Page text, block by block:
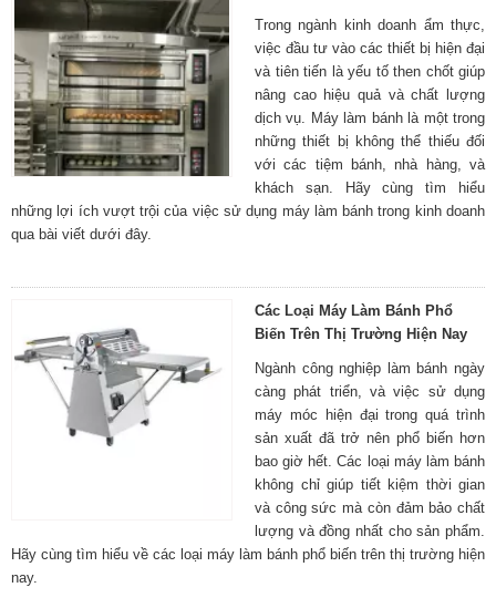
Trong ngành kinh doanh ẩm thực,
việc đầu tư vào các thiết bị hiện đại
và tiên tiến là yếu tố then chốt giúp
nâng cao hiệu quả và chất lượng
dịch vụ. Máy làm bánh là một trong
những thiết bị không thể thiếu đối
với các tiệm bánh, nhà hàng, và
khách sạn. Hãy cùng tìm hiểu
những lợi ích vượt trội của việc sử dụng máy làm bánh trong kinh doanh
qua bài viết dưới đây.
Các Loại Máy Làm Bánh Phổ
Biến Trên Thị Trường Hiện Nay
Ngành công nghiệp làm bánh ngày
càng phát triển, và việc sử dụng
máy móc hiện đại trong quá trình
sản xuất đã trở nên phổ biến hơn
bao giờ hết. Các loại máy làm bánh
không chỉ giúp tiết kiệm thời gian
và công sức mà còn đảm bảo chất
lượng và đồng nhất cho sản phẩm.
Hãy cùng tìm hiểu về các loại máy làm bánh phổ biến trên thị trường hiện
nay.